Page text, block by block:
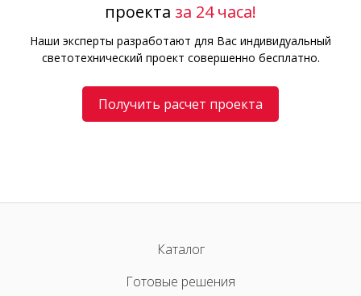
проекта за 24 часа!
Наши эксперты разработают для Вас индивидуальный
светотехнический проект совершенно бесплатно.
Получить расчет проекта
Каталог
Готовые решения